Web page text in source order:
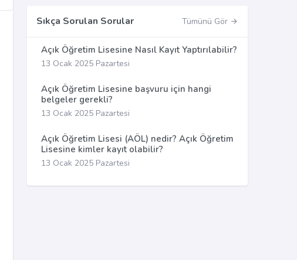
Sıkça Sorulan Sorular Tümünü Gör
Açık Öğretim Lisesine Nasıl Kayıt Yaptırılabilir?
13 Ocak 2025 Pazartesi
Açık Öğretim Lisesine başvuru için hangi
belgeler gerekli?
13 Ocak 2025 Pazartesi
Açık Öğretim Lisesi (AÖL) nedir? Açık Öğretim
Lisesine kimler kayıt olabilir?
13 Ocak 2025 Pazartesi